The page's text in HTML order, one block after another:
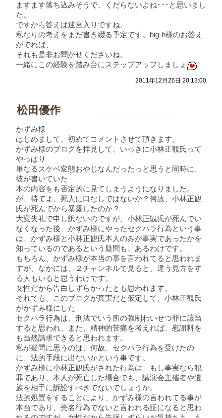
ますます落ち込みそうで、くだらないよね･･･と思いまし
た。
ですから答えは迷宮入りですね。
私なりの考えをまだ書き綴る予定です。big-h様のお答え
がでれば、
それも是非お聞かせくださいね。
一緒にこの経験を踏み台にステップアップしましょ
2011年12月26日 20:13:00
松田優作
かずみ様
はじめまして、初めてコメントさせて頂きます。
かずみ様のブログを拝見して、いっきに小林正観氏って
やっぱり
単なるスケベ変態おやじなんだったっと思うと同時に、
彼が書いていた
本の内容をも否定的に見てしまうようになりました。
が、待てよ、死人に口なしではないか？何故、小林正観
氏が死んでから暴露したのか？
大変失礼で申し訳ないのですが、小林正観氏が死んでい
なくなった後、かずみ様にやったセクハラ行為という事
は、かずみ様と小林正観氏本人のみが事実であったかを
知っているのであるという疑問も、あるわけです。
もちろん、かずみ様が本当の事を言われてると思われま
すが、なかには、２チャンネルで見ると、違う見方をす
る人もいると思うわけです。
女性だから告白しずらかったとも思われます。
それでも、このブログが真実だと仮定して、小林正観氏
がかずみ様にした
セクハラ行為は、刑法でいう所の強制わいせつ罪に該当
すると思われ、また、精神的苦痛を考えれば、慰謝料を
も当然請求できると思われます。
私が疑問に思うのは、何故、セクハラ行為を受けたの
に、法的手段に出ないかという事です。
かずみ様に小林正観氏がされた行為は、もし事実なら犯
罪であり、本人が死亡した場合でも、講演会主催者や遺
族を相手に訴訟すべきでないでしょうか。
法的処置をすることにより、かずみ様の言われてる事が
本当であり、売名行為でないと言われる証になると思わ